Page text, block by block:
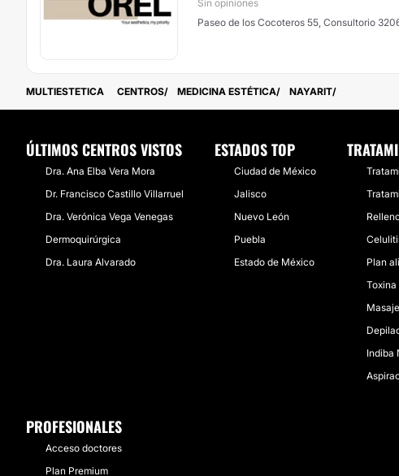
Sin opiniones
Paseo de los Cocoteros 55, Consultorio
MULTIESTETICA CENTROS MEDICINA ESTÉTICA NAYARIT
ÚLTIMOS CENTROS VISTOS
Dra. Ana Elba Vera Mora
Dr. Francisco Castillo Villarruel
Dra. Verónica Vega Venegas
Dermoquirúrgica
Dra. Laura Alvarado
ESTADOS TOP
Ciudad de México
Jalisco
Nuevo León
Puebla
Estado de México
Plan
Indiba
PROFESIONALES
Acceso doctores
Plan Premium